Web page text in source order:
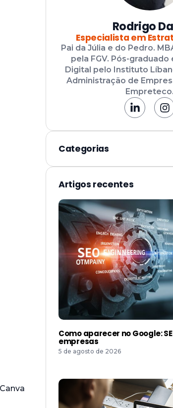
Rodrigo
Especialista em
Pai da Júlia e do Pedro.
pela FGV. Pós-
Digital pelo Instituto
Administração de
Empreteco.
Categorias
Artigos recentes
Como aparecer no Google:
empresas
5 de agosto de 2026